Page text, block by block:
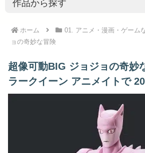
ホーム 01. アニメ・漫画・ゲーム
ョの奇妙な冒険
超像可動BIG ジョジョの奇妙
ラークイーン アニメイトで